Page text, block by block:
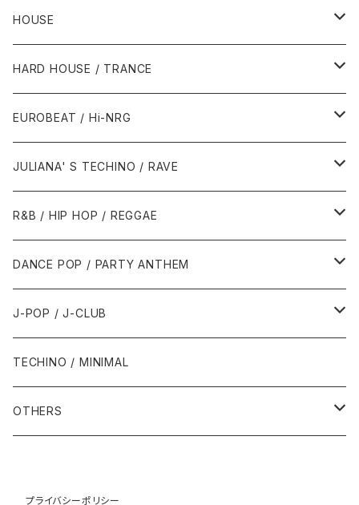
HOUSE
1980年代
1987年・以前
1988年
1990年代
1990年
1991年
1995年
1996年
2000年代
2000年
2001年
2005年
2010年代
2010年
2011年
HARD HOUSE / TRANCE
1990年代
1994年・以前
1995年
1999年
2000年代
2000年
2001年
2005年
EUROBEAT / Hi-NRG
1980年代
1986年・以前
1987年
1990年代
1990年
1991年
2000年代
JULIANA' S TECHINO / RAVE
1990年代
1990年
1991年
2000年代
2000年
2001年
R&B / HIP HOP / REGGAE
1980年代
1985年・以前
1986年
1990年代
1990年
1991年
1993年
2000年代
2000年
2002年
DANCE POP / PARTY ANTHEM
1980年代
1988年・以前
1989年
1990年代
1990年
1992年
2000年代
2001年
J-POP / J-CLUB
1980年代
1990年代
1991年
TECHINO / MINIMAL
OTHERS
プライバシーポリシー